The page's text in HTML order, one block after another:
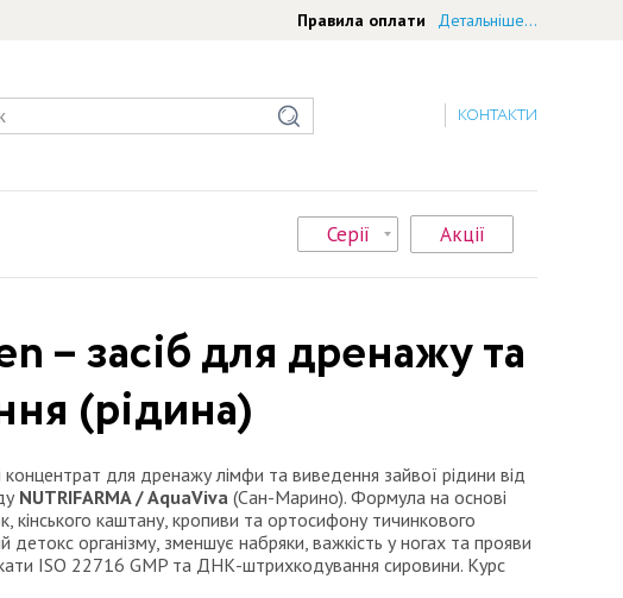
Правила оплати Детальніше...
КОНТАКТИ
Серії Акції
– засіб для дренажу та
(рідина)
концентрат для дренажу лімфи та виведення зайвої рідини від
NUTRIFARMA / AquaViva (Сан-Марино). Формула на основі
кінського каштану, кропиви та ортосифону тичинкового
детокс організму, зменшує набряки, важкість у ногах та прояви
ISO 22716 GMP та ДНК-штрихкодування сировини. Курс